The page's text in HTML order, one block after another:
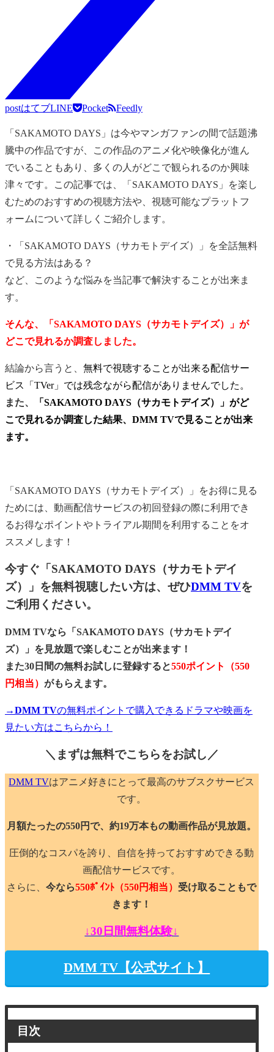
postはてブLINE Pocket Feedly
「SAKAMOTO DAYS」は今やマンガファンの間で話題沸
騰中の作品ですが、この作品のアニメ化や映像化が進ん
でいることもあり、多くの人がどこで観られるのか興味
津々です。この記事では、「SAKAMOTO DAYS」を楽し
むためのおすすめの視聴方法や、視聴可能なプラットフ
ォームについて詳しくご紹介します。
・「SAKAMOTO DAYS（サカモトデイズ）」を全話無料
で見る方法はある？
など、このような悩みを当記事で解決することが出来ま
す。
そんな、「SAKAMOTO DAYS（サカモトデイズ）」が
どこで見れるか調査しました。
結論から言うと、 無料で視聴することが出来る配信サー
ビス「TVer」では残念ながら配信がありませんでした。
また、
「SAKAMOTO DAYS（サカモトデイズ）」がど
こで見れるか調査した結果、DMM TVで見ることが出来
ます。
「SAKAMOTO DAYS（サカモトデイズ）」をお得に見る
ためには、動画配信サービスの初回登録の際に利用でき
るお得なポイントやトライアル期間を利用することをオ
ススメします！
今すぐ「SAKAMOTO DAYS（サカモトデイ
ズ）」を無料視聴したい方は、ぜひDMM TVを
ご利用ください。
DMM TVなら「SAKAMOTO DAYS（サカモトデイ
ズ）」を見放題で楽しむことが出来ます！
また30日間の無料お試しに登録すると550ポイント（550
円相当） がもらえます。
→DMM TVの無料ポイントで購入できるドラマや映画を
見たい方はこちらから！
＼まずは無料でこちらをお試し／
DMM TVはアニメ好きにとって最高のサブスクサービス
です。
月額たったの550円で、約19万本もの動画作品が見放題。
圧倒的なコスパを誇り、自信を持っておすすめできる動
画配信サービスです。
さらに、今なら550ﾎﾟｲﾝﾄ （550円相当） 受け取ることもで
きます！
↓30日間無料体験↓
DMM TV【公式サイト】
目次